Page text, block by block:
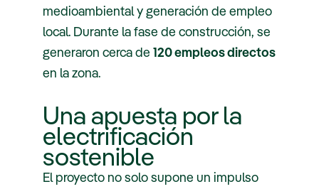
medioambiental y generación de empleo
local. Durante la fase de construcción, se
generaron cerca de 120 empleos directos
en la zona.
Una apuesta por la
electrificación
sostenible
El proyecto no solo supone un impulso